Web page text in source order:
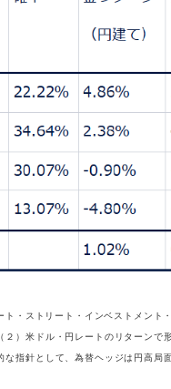
ト・ストリート・インベストメ
）米ドル・円レートのリターン
指針として、為替ヘッジは円高